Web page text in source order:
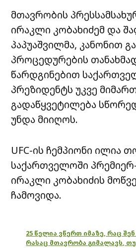
მთავრობის
ირაკლი კობახიძემ და
პაპუაშვილმა, კანონით
პროცედურების
წარდგინებით
პრეზიდენტს უკვე
გადაწყვეტილება
უნდა მიიღოს.
UFC-ის ჩემპიონი ილია
საქართველოში
ირაკლი კობახიძის
ჩამოვიდა.
25 წელია ვწერთ იმაზე, რაც
რასაც მთავრობა გიმალავს,